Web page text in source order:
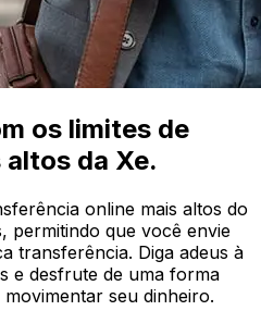
os limites de
da Xe.
online mais altos do
permitindo que você envie
transferência. Diga adeus à
e desfrute de uma forma
seu dinheiro.